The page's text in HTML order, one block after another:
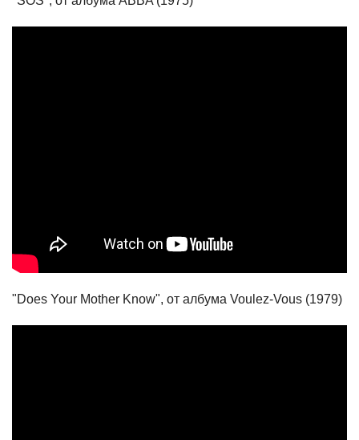
"Does Your Mother Know", от албума Voulez-Vous (1979)